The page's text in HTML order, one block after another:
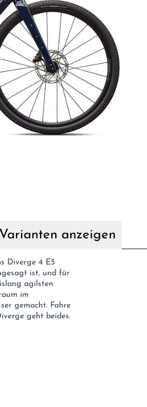
Varianten anzeigen
Diverge 4 E5
ist, und für
agilsten
im
gemacht. Fahre
geht beides.